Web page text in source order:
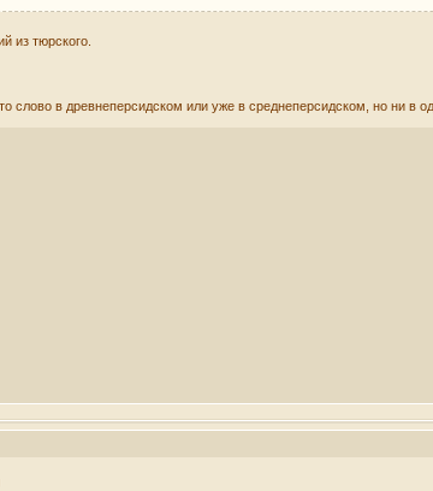
из тюрского.
слово в древнеперсидском или уже в среднеперсидском, но ни в